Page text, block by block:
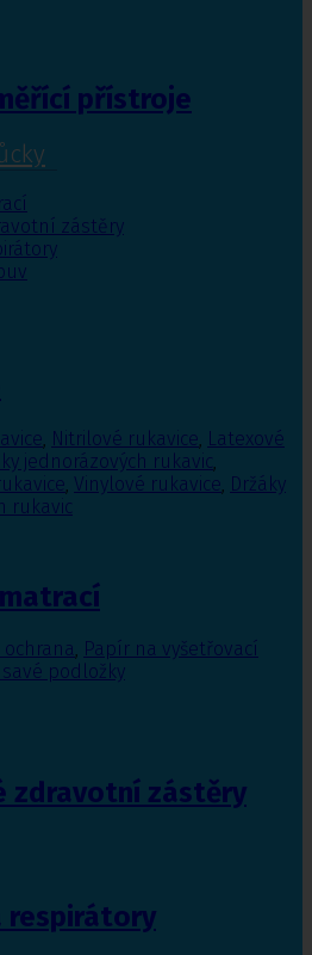
přístroje
zástěry
, Nitrilové rukavice, Latexové
jednorázových rukavic,
, Vinylové rukavice, Držáky
rukavic
, Papír na vyšetřovací
podložky
zdravotní zástěry
respirátory